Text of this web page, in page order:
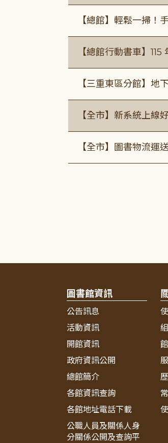
【總館】輕鬆一掃！
【總館行動書車】
【三重東區分館】地
【全市】新系統上
【全市】圖書物流運
圖書館資訊
公告訊息
活動資訊
開館資訊
政府資訊公開
總館簡介
各館資訊查詢
各館地址電話下載
公職人員及關係人身
分關係公開及查詢平